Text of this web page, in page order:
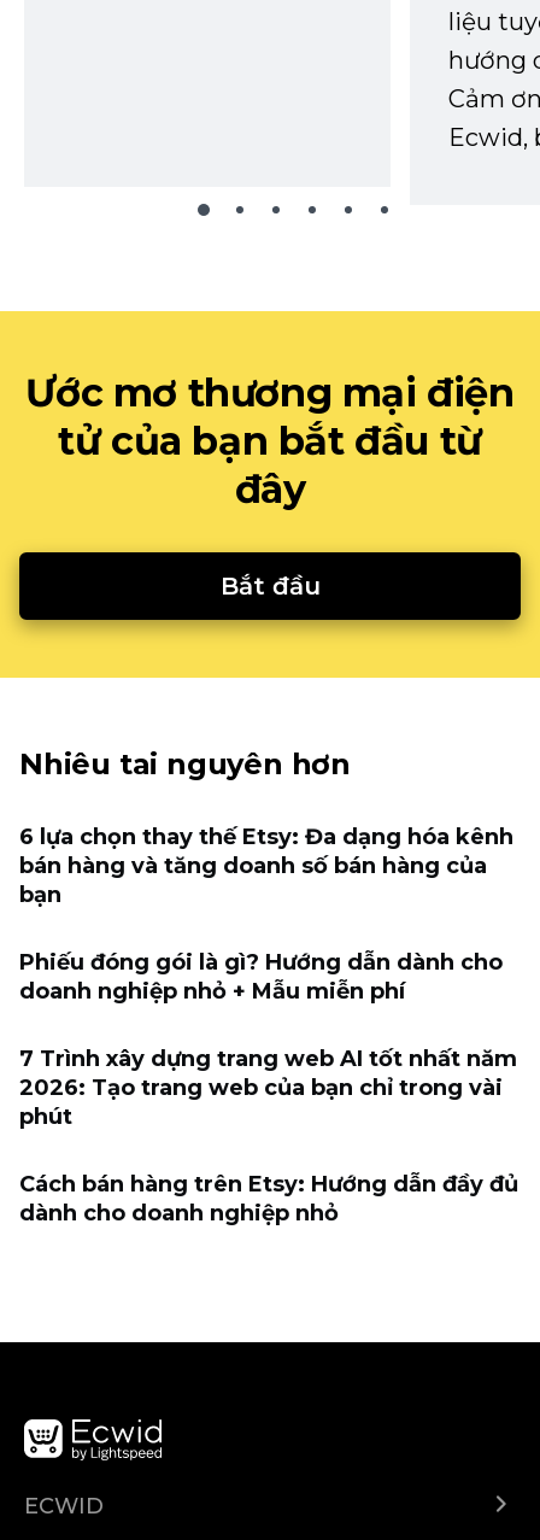
liệu
hướng
Cảm
Ecwid,
Ước mơ thương mại điện
tử của bạn bắt đầu từ
đây
Bắt đầu
Nhiêu tai nguyên hơn
6 lựa chọn thay thế Etsy: Đa dạng hóa kênh
bán hàng và tăng doanh số bán hàng của
bạn
Phiếu đóng gói là gì? Hướng dẫn dành cho
doanh nghiệp nhỏ + Mẫu miễn phí
7 Trình xây dựng trang web AI tốt nhất năm
2026: Tạo trang web của bạn chỉ trong vài
phút
Cách bán hàng trên Etsy: Hướng dẫn đầy đủ
dành cho doanh nghiệp nhỏ
ECWID